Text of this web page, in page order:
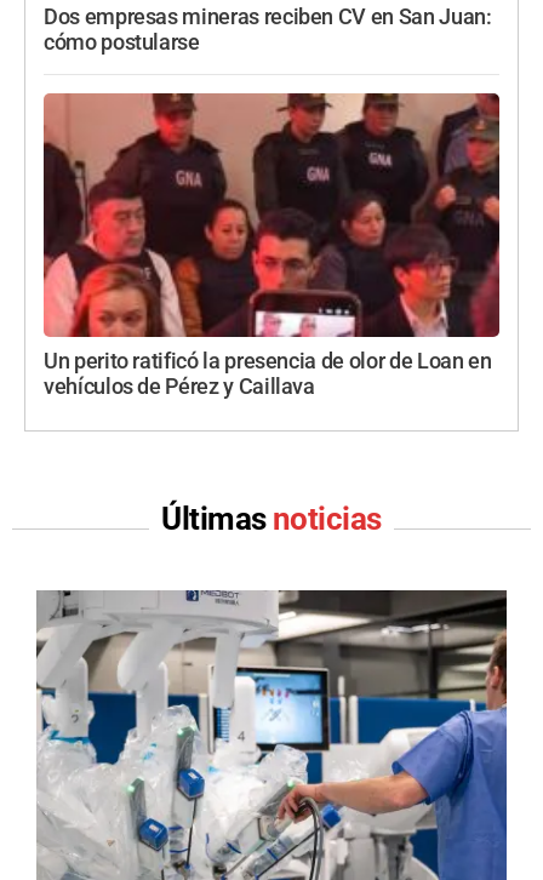
Dos empresas mineras reciben CV en San Juan:
cómo postularse
Un perito ratificó la presencia de olor de Loan en
vehículos de Pérez y Caillava
Últimas noticias